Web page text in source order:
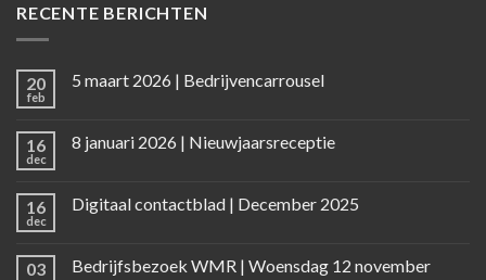
RECENTE BERICHTEN
20
feb
5 maart 2026 | Bedrijvencarrousel
16
dec
8 januari 2026 | Nieuwjaarsreceptie
16
dec
Digitaal contactblad | December 2025
03
Bedrijfsbezoek WMR | Woensdag 12 november